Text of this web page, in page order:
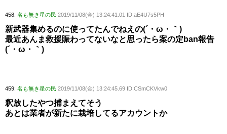
458: 名も無き星の民 2019/11/08(金) 13:24:41.01 ID:aE4U7s5PH
新武器集めるのに使ってたんでねえの(´・ω・｀)
最近あんま救援賑わってないなと思ったら案の定ban報告
(´・ω・｀)
459: 名も無き星の民 2019/11/08(金) 13:24:45.69 ID:CSmCKVkw0
釈放したやつ捕まえてそう
あとは業者が新たに栽培してるアカウントか